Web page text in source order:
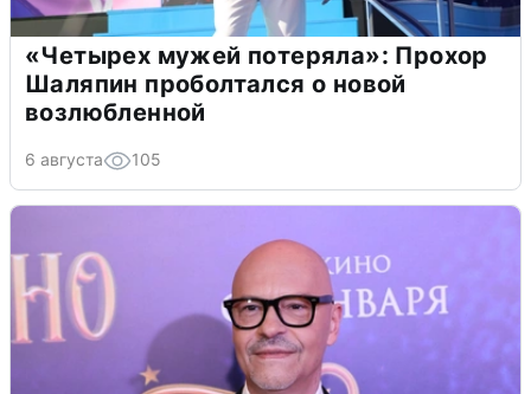
«Четырех мужей потеряла»: Прохор
Шаляпин проболтался о новой
возлюбленной
6 августа 105